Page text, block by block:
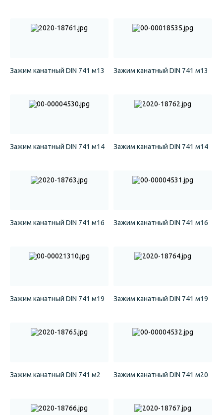
Зажим канатный DIN 741 м13 Зажим канатный DIN 741 м13
Зажим канатный DIN 741 м14 Зажим канатный DIN 741 м14
Зажим канатный DIN 741 м16 Зажим канатный DIN 741 м16
Зажим канатный DIN 741 м19 Зажим канатный DIN 741 м19
Зажим канатный DIN 741 м2 Зажим канатный DIN 741 м20